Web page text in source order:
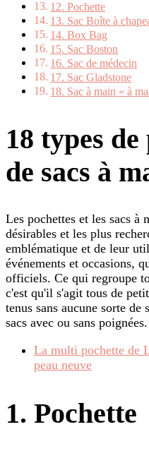
12. Pochette
13. Sac Boîte à
14. Box Bag
15. Sac Boston
16. Sac de médecin
17. Sac Gladstone
18. Sac à main « à
18 types
de sacs à
Les pochettes et les sacs à
désirables et les plus
emblématique et de leur
événements et occasions,
officiels. Ce qui regroupe
c'est qu'il s'agit tous de
tenus sans aucune sorte
sacs avec ou sans poignées.
La multi pochette de
peau neuve
1. Pochette